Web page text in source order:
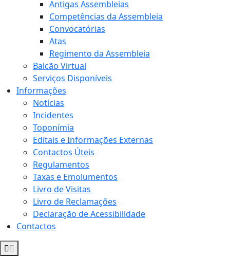
Antigas Assembleias
Competências da Assembleia
Convocatórias
Atas
Regimento da Assembleia
Balcão Virtual
Serviços Disponíveis
Informações
Notícias
Incidentes
Toponímia
Editais e Informações Externas
Contactos Úteis
Regulamentos
Taxas e Emolumentos
Livro de Visitas
Livro de Reclamações
Declaração de Acessibilidade
Contactos